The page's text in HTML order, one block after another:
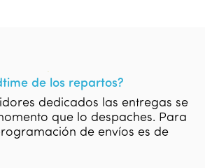
de los repartos?
dedicados las entregas se
que lo despaches. Para
de envíos es de